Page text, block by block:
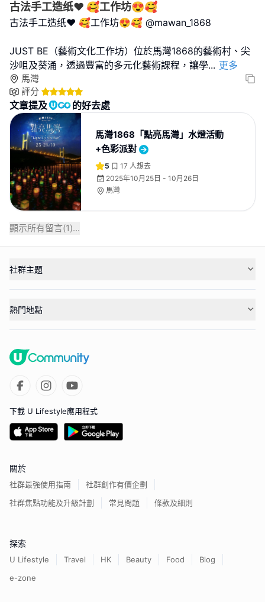
古法手工造纸❤️ 🥰工作坊😍🥰
古法手工造纸❤️ 🥰工作坊😍🥰 @mawan_1868
JUST BE（藝術文化工作坊）位於馬灣1868的藝術村、尖
沙咀及葵涌，透過豐富的多元化藝術課程，讓學... 更多
馬灣
評分
文章提及 的好去處
馬灣1868「點亮馬灣」水燈活動
+色彩派對
5 17 人想去
2025年10月25日 - 10月26日
馬灣
顯示所有留言(1)...
社群主題
熱門地點
下載 U Lifestyle應用程式
關於
社群最強使用指南
社群創作有價企劃
社群焦點功能及升級計劃
常見問題 條款及細則
探索
U Lifestyle Travel HK Beauty Food
Blog
e-zone